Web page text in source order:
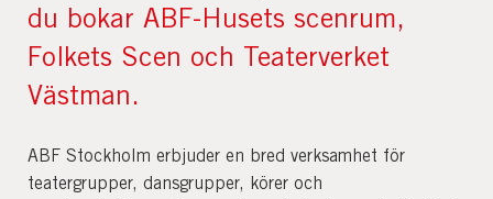
du bokar ABF-Husets scenrum,
Folkets Scen och Teaterverket
Västman.
ABF Stockholm erbjuder en bred verksamhet för
teatergrupper, dansgrupper, körer och